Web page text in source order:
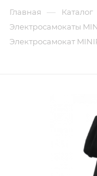
Главная — Каталог
Электросамокаты
Электросамокат